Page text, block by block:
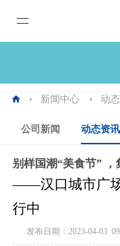
新闻中心 动
公司新闻 动态资讯
别样国潮“美食节”
——汉口城市广
行中
发布日期：2023-04-03